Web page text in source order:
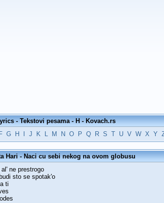
- Tekstovi pesama - H - Kovach.rs
F G H J K L M N O P Q R S T U V W X Y
Hari - Naci cu sebi nekog na ovom globusu
ne prestrogo
sto se spotak'o
ti